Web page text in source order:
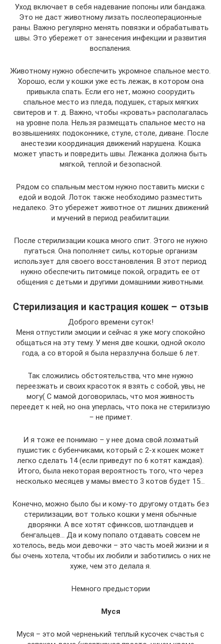
Уход включает в себя надевание попоны или бандажа.
Это не даст животному лизать послеоперационные
раны. Важно регулярно менять повязки и обрабатывать
швы. Это убережет от занесения инфекции и развития
воспаления.
Животному нужно обеспечить укромное спальное место.
Хорошо, если у кошки уже есть лежак, в котором она
привыкла спать. Если его нет, можно соорудить
спальное место из пледа, подушек, старых мягких
свитеров и т. д. Важно, чтобы «кровать» располагалась
на уровне пола. Нельзя размещать спальное место на
возвышениях: подоконнике, стуле, столе, диване. После
анестезии координация движений нарушена. Кошка
может упасть и повредить швы. Лежанка должна быть
мягкой, теплой и безопасной.
Рядом со спальным местом нужно поставить миски с
едой и водой. Лоток также необходимо разместить
недалеко. Это убережет животное от лишних движений
и мучений в период реабилитации.
После стерилизации кошка много спит. Этого не нужно
пугаться. Она пополняет силы, которые организм
использует для своего восстановления. В этот период
нужно обеспечить питомице покой, оградить ее от
общения с детьми и другими домашними животными.
Стерилизация и кастрация кошек – отзыв
Доброго времени суток!
Меня отпустили эмоции и сейчас я уже могу спокойно
общаться на эту тему. У меня две кошки, одной около
года, а со второй я была неразлучна больше 6 лет.
Так сложились обстоятельства, что мне нужно
переезжать и своих красоток я взять с собой, увы, не
могу( С мамой договорилась, что моя живность
переедет к ней, но она уперлась, что пока не стерилизую
– не примет.
И я тоже ее понимаю – у нее дома свой лохматый
пушистик с бубенчиками, который с 2-х кошек может
легко сделать 14 (если приведут по 6 котят каждая).
Итого, была некоторая вероятность того, что через
несколько месяцев у мамы вместо 3 котов будет 15…
Конечно, можно было бы и кому-то другому отдать без
стерилизации, вот только кошки у меня обычные
дворянки. А все хотят сфинксов, шотландцев и
бенгальцев… Да и кому попало отдавать совсем не
хотелось, ведь мои девочки – это часть моей жизни и я
бы очень хотела, чтобы их любили и заботились о них не
хуже, чем это делала я.
Немного предыстории
Муся
Муся – это мой черненький теплый кусочек счастья с